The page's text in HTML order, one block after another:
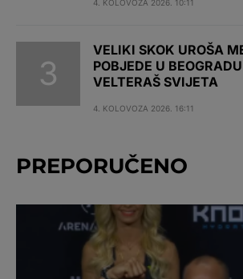
4. KOLOVOZA 2026. 10:11
VELIKI SKOK UROŠA
POBJEDE U
VELTERAŠ SVIJETA
4. KOLOVOZA 2026. 16:11
PREPORUČENO